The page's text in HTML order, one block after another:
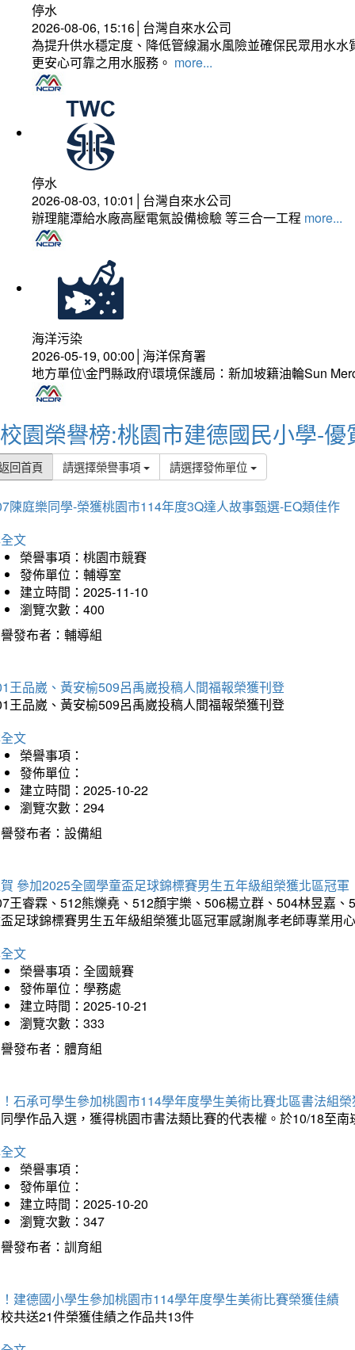
停水
2026-08-06, 15:16│台灣自來水公司
為提升供水穩定度、降低管線漏水風險並確保民眾用水
更安心可靠之用水服務。 more...
停水
2026-08-03, 10:01│台灣自來水公司
辦理龍潭給水廠高壓電氣設備檢驗 等三合一工程 more...
海洋污染
2026-05-19, 00:00│海洋保育署
地方單位\金門縣政府\環境保護局：新加坡籍油輪Sun
校園榮譽榜:桃園市建德國民小學-優
回首頁 請選擇榮譽事項 請選擇發佈單位
陳庭樂同學-榮獲桃園市114年度3Q達人故事甄選-EQ類佳作
文
榮譽事項：桃園市競賽
發佈單位：輔導室
建立時間：2025-11-10
瀏覽次數：400
發布者：輔導組
王品崴、黃安榆509呂禹崴投稿人間福報榮獲刊登
王品崴、黃安榆509呂禹崴投稿人間福報榮獲刊登
文
榮譽事項：
發佈單位：
建立時間：2025-10-22
瀏覽次數：294
發布者：設備組
參加2025全國學童盃足球錦標賽男生五年級組榮獲北區冠軍
王睿霖、512熊爍堯、512顏宇樂、506楊立群、504林昱嘉
足球錦標賽男生五年級組榮獲北區冠軍感謝胤孝老師專業用
文
榮譽事項：全國競賽
發佈單位：學務處
建立時間：2025-10-21
瀏覽次數：333
發布者：體育組
石承可學生參加桃園市114學年度學生美術比賽北區書法組
學作品入選，獲得桃園市書法類比賽的代表權。於10/18至
文
榮譽事項：
發佈單位：
建立時間：2025-10-20
瀏覽次數：347
發布者：訓育組
建德國小學生參加桃園市114學年度學生美術比賽榮獲佳績
共送21件榮獲佳績之作品共13件